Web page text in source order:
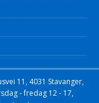
11, 4031 Stavanger,
- fredag 12 - 17,